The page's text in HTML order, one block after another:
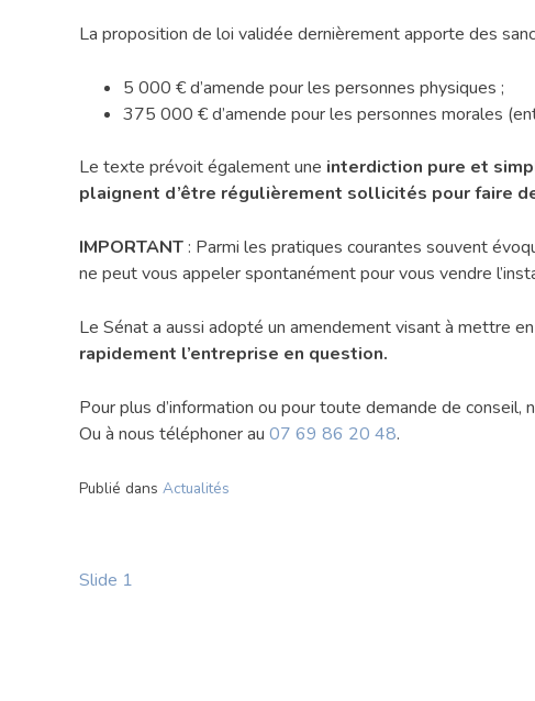
La proposition de loi validée dernièrement apporte des
5 000 € d’amende pour les personnes physiques ;
375 000 € d’amende pour les personnes morales
Le texte prévoit également une interdiction pure et
plaignent d’être régulièrement sollicités pour faire
IMPORTANT: Parmi les pratiques courantes souvent
ne peut vous appeler spontanément pour vous vendre
Le Sénat a aussi adopté un amendement visant à mettre
rapidement l’entreprise en question.
Pour plus d’information ou pour toute demande de conseil,
Ou à nous téléphoner au 07 69 86 20 48.
Publié dans Actualités
Navigation
Slide 1